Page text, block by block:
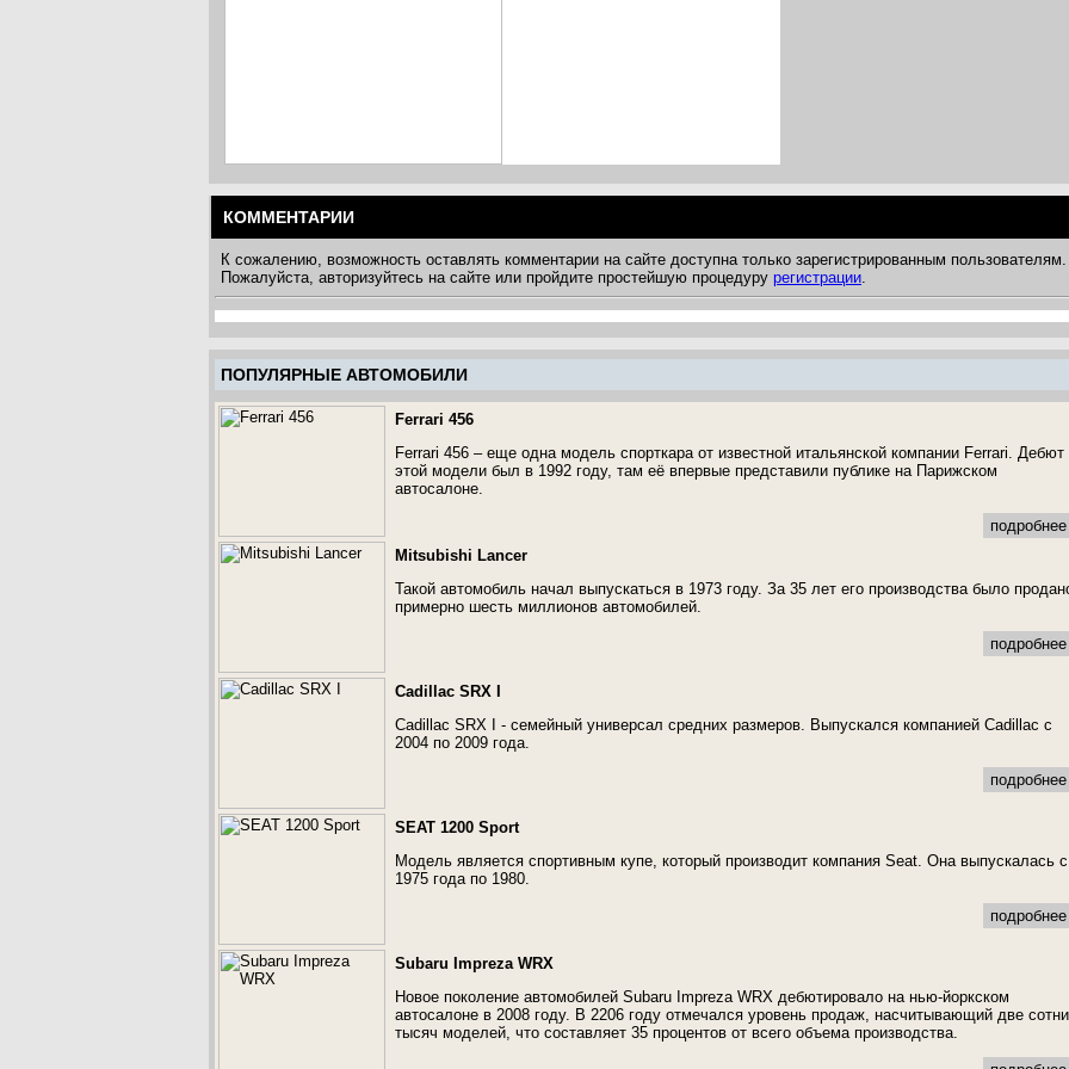
КОММЕНТАРИИ
К сожалению, возможность оставлять комментарии на сайте доступна только зарегистрированным пользователям.
Пожалуйста, авторизуйтесь на сайте или пройдите простейшую процедуру регистрации.
ПОПУЛЯРНЫЕ АВТОМОБИЛИ
Ferrari 456
Ferrari 456 – еще одна модель спорткара от известной итальянской компании Ferrari. Дебют
этой модели был в 1992 году, там её впервые представили публике на Парижском
автосалоне.
Mitsubishi Lancer
Такой автомобиль начал выпускаться в 1973 году. За 35 лет его производства было
примерно шесть миллионов автомобилей.
Cadillac SRX I
Cadillac SRX I - семейный универсал средних размеров. Выпускался компанией Cadillac с
2004 по 2009 года.
SEAT 1200 Sport
Модель является спортивным купе, который производит компания Seat. Она выпускалась с
1975 года по 1980.
Subaru Impreza WRX
Новое поколение автомобилей Subaru Impreza WRX дебютировало на нью-йоркском
автосалоне в 2008 году. В 2206 году отмечался уровень продаж, насчитывающий две сотни
тысяч моделей, что составляет 35 процентов от всего объема производства.